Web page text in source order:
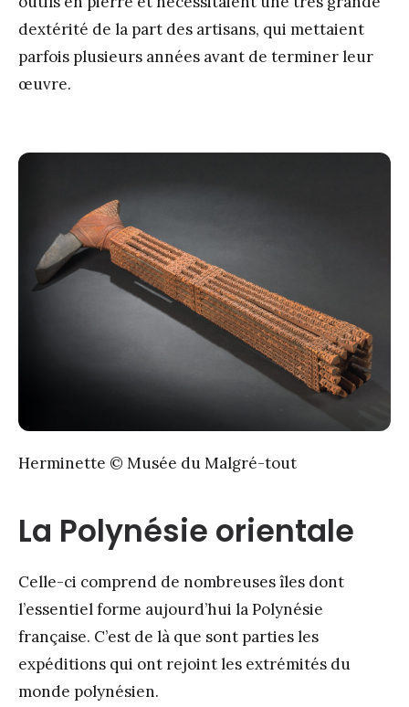
dextérité de la part des artisans, qui mettaient
parfois plusieurs années avant de terminer leur
œuvre.
Herminette © Musée du Malgré-tout
La Polynésie orientale
Celle-ci comprend de nombreuses îles dont
l’essentiel forme aujourd’hui la Polynésie
française. C’est de là que sont parties les
expéditions qui ont rejoint les extrémités du
monde polynésien.